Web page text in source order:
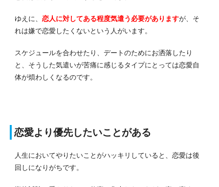
ゆえに、 恋人に対してある程度気遣う必要がありますが、そ
れは嫌で恋愛したくないという人がいます。
スケジュールを合わせたり、デートのためにお洒落したり
と、そうした気遣いが苦痛に感じるタイプにとっては恋愛自
体が煩わしくなるのです。
恋愛より優先したいことがある
人生においてやりたいことがハッキリしていると、恋愛は後
回しになりがちです。